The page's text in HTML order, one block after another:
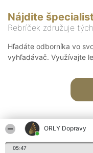
ORLY Dopravy
05:47
Nájdite
Rebríček združuje
Hľadáte odborníka vo
vyhľadávač. Využívajte